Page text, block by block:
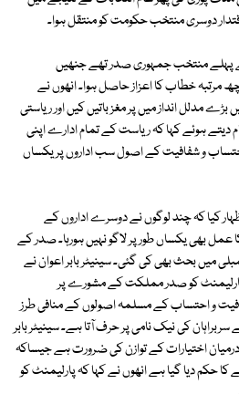
دوسری منتخب حکومت کو منتقل ہوا۔
منتخب جمہوری صدر تھے جنھیں
خطاب کا اعزاز حاصل ہوا۔ انھوں نے
مدلل انداز میں پر مغز باتیں کیں اور ریاستی
دیتے ہوئے کہا کہ ریاست کے تمام ادارے اپنی
احتساب و شفافیت کے اصول سب اداروں پر یکساں
کیا کہ چند لوگوں نے دوسرے اداروں کے
بھی یکساں طور پر لاگو نہیں ہورہا۔ صدر کے
میں بحث بھی کی گئی۔ سینیٹر بابر اعوان نے
کو صدر مملکت کے مشورے پر
و احتساب کے مسلمہ اصولوں کے منافی طرز
کی نیک نامی پر حرف آتا ہے۔ سینیٹر بابر
اختیارات کے توازن کی ضرورت ہے جیساکہ
کا حکم دیا گیا ہے انھوں نے کہا کہ پارلیمنٹ کو